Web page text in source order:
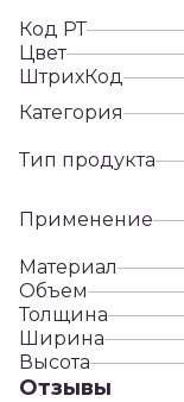
Код РТ
Цвет
ШтрихКод
Категория
Тип продукта
Применение
Материал
Объем
Толщина
Ширина
Высота
Отзывы